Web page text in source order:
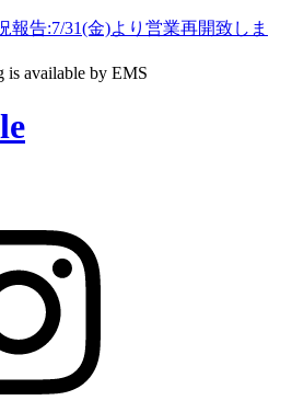
報告:7/31(金)より営業再開致しま
is available by EMS